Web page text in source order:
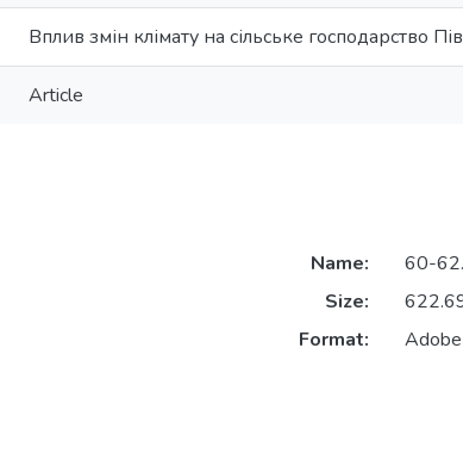
Вплив змін клімату на сільське господарство
Article
Name:
60-
Size:
Format: